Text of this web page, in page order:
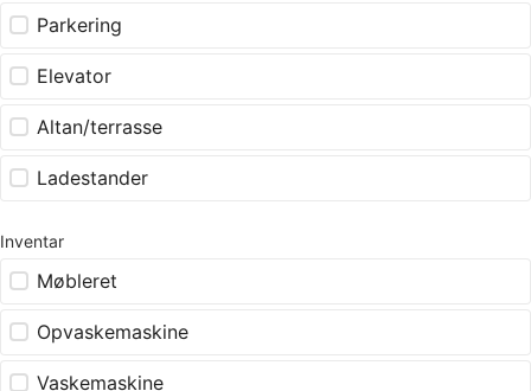
Parkering
Elevator
Altan/terrasse
Ladestander
Inventar
Møbleret
Opvaskemaskine
Vaskemaskine